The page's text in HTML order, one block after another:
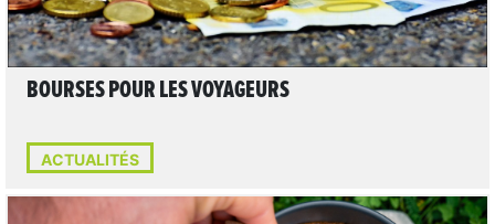
BOURSES POUR LES VOYAGEURS
ACTUALITÉS